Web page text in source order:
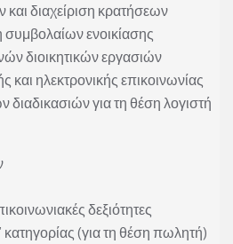
διαχείριση κρατήσεων
συμβολαίων ενοικίασης
διοικητικών εργασιών
και ηλεκτρονικής επικοινωνίας
διαδικασιών για τη θέση λογιστή
δεξιότητες
(για τη θέση πωλητή)